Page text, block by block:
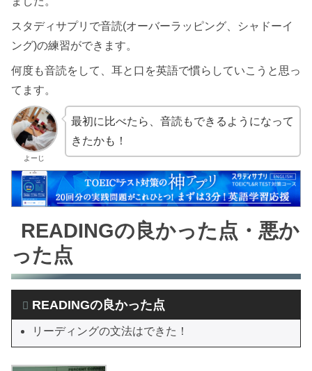
スタディサプリで音読(オーバーラッピング、シャドーイ
ング)の練習ができます。
何度も音読をして、耳と口を英語で慣らしていこうと思っ
てます。
よーじ
最初に比べたら、音読もできるようになって
きたかも！
READINGの良かった点・悪か
った点
READINGの良かった点
リーディングの文法はできた！